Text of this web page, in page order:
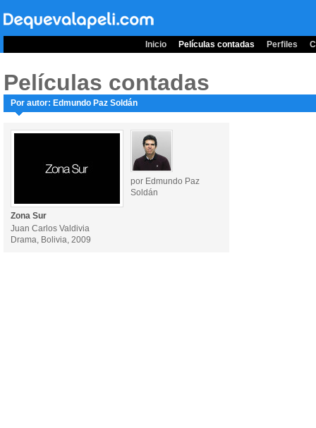
Inicio Películas contadas Perfiles
Películas contadas
Por autor: Edmundo Paz Soldán
por Edmundo Paz
Soldán
Zona Sur
Juan Carlos Valdivia
Drama, Bolivia, 2009